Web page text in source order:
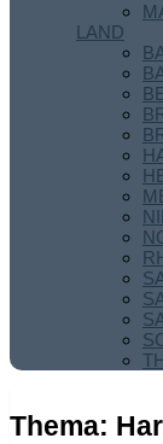
LAND
Thema: